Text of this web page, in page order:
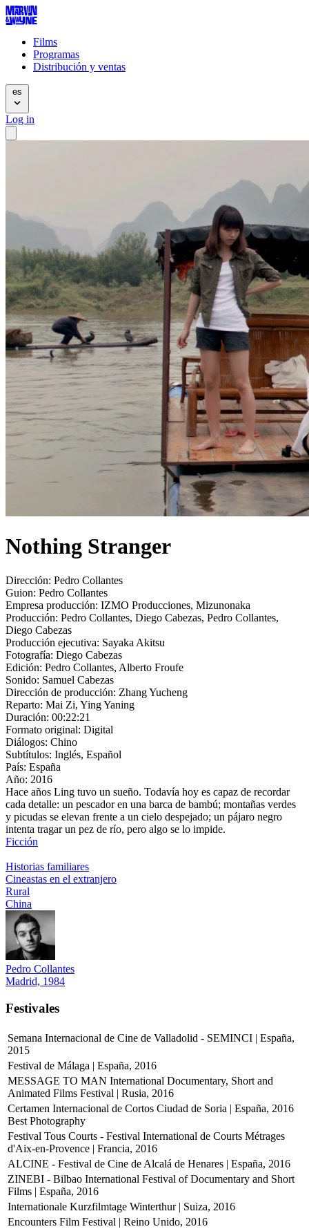
Films
Programas
Distribución y ventas
es
Log in
Nothing Stranger
Dirección: Pedro Collantes
Guion: Pedro Collantes
Empresa producción: IZMO Producciones, Mizunonaka
Producción: Pedro Collantes, Diego Cabezas, Pedro Collantes,
Diego Cabezas
Producción ejecutiva: Sayaka Akitsu
Fotografía: Diego Cabezas
Edición: Pedro Collantes, Alberto Froufe
Sonido: Samuel Cabezas
Dirección de producción: Zhang Yucheng
Reparto: Mai Zi, Ying Yaning
Duración: 00:22:21
Formato original: Digital
Diálogos: Chino
Subtítulos: Inglés, Español
País: España
Año: 2016
Hace años Ling tuvo un sueño. Todavía hoy es capaz de recordar
cada detalle: un pescador en una barca de bambú; montañas verdes
y picudas se elevan frente a un cielo despejado; un pájaro negro
intenta tragar un pez de río, pero algo se lo impide.
Ficción
Historias familiares
Cineastas en el extranjero
Rural
China
Pedro Collantes
Madrid, 1984
Festivales
Semana Internacional de Cine de Valladolid - SEMINCI | España,
2015
Festival de Málaga | España, 2016
MESSAGE TO MAN International Documentary, Short and
Animated Films Festival | Rusia, 2016
Certamen Internacional de Cortos Ciudad de Soria | España, 2016
Best Photography
Festival Tous Courts - Festival International de Courts Métrages
d'Aix-en-Provence | Francia, 2016
ALCINE - Festival de Cine de Alcalá de Henares | España, 2016
ZINEBI - Bilbao International Festival of Documentary and Short
Films | España, 2016
Internationale Kurzfilmtage Winterthur | Suiza, 2016
Encounters Film Festival | Reino Unido, 2016